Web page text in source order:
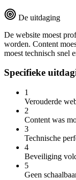
De uitdaging
De website moest
worden. Content
moest technisch snel
Specifieke
1
Verouderde
2
Content was
3
Technische
4
Beveiliging
5
Geen